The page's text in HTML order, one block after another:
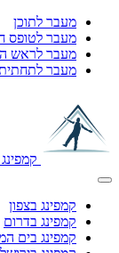
מעבר לתוכן
מעבר לטופס
מעבר לראש
מעבר
קמפינג בצפון
קמפינג בדרום
קמפינג בים